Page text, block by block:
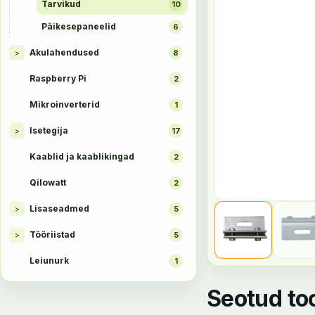
Tarvikud 10
Päikesepaneelid 6
> Akulahendused 8
Raspberry Pi 2
Mikroinverterid 1
> Isetegija 17
Kaablid ja kaablikingad 2
Qilowatt 2
> Lisaseadmed 5
> Tööriistad 5
Leiunurk 1
Seotud